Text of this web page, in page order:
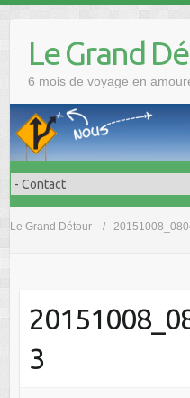
Le Grand
6 mois de voyage en
Le Grand Détour
3